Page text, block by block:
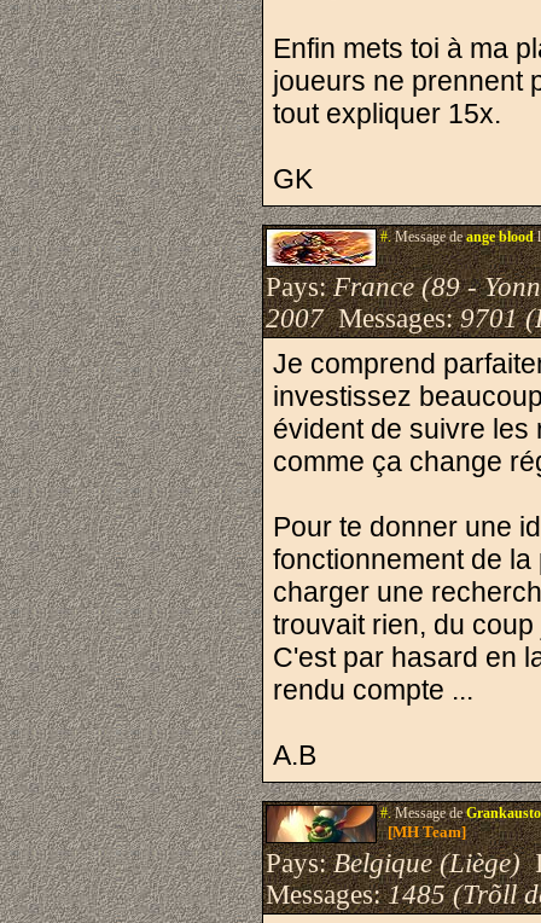
Enfin mets toi à ma
joueurs ne prennent
tout expliquer 15x.
GK
#.Message deange blood
Pays:France (89 -
2007Messages:9701
Je comprend
investissez
évident de suivre les
comme ça change
Pour te donner une
fonctionnement de
charger une
trouvait rien, du
C'est par hasard en
rendu compte ...
A.B
#.Message deGrankausto
[MH Team]
Pays:Belgique (Liège)
Messages:1485 (Trõll